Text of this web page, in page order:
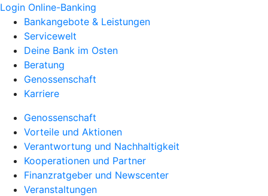
Login Online-Banking
Bankangebote & Leistungen
Servicewelt
Deine Bank im Osten
Beratung
Genossenschaft
Karriere
Genossenschaft
Vorteile und Aktionen
Verantwortung und Nachhaltigkeit
Kooperationen und Partner
Finanzratgeber und Newscenter
Veranstaltungen